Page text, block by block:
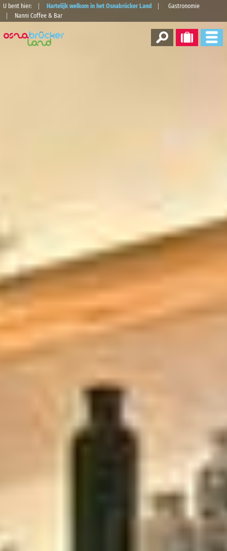
U bent hier: Hartelijk welkom in het Osnabrücker Land
Gastronomie
Nanni Coffee & Bar